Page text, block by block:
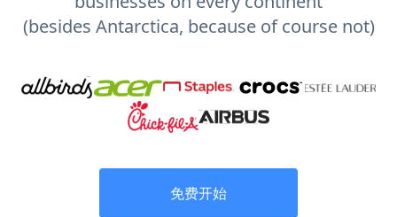
(besides Antarctica, because of course not)
免费开始